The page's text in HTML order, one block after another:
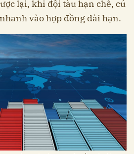
lại, khi đội tàu hạn chế, cú
vào hợp đồng dài hạn.